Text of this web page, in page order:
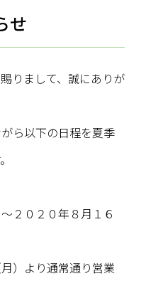
せ
りまして、誠にありが
ら以下の日程を夏季
２０２０年８月１６
）より通常通り営業